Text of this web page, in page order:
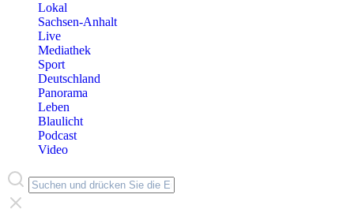
Lokal
Sachsen-Anhalt
Live
Mediathek
Sport
Deutschland
Panorama
Leben
Blaulicht
Podcast
Video